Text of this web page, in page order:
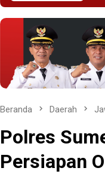
Beranda Daerah
Polres
Persiapan